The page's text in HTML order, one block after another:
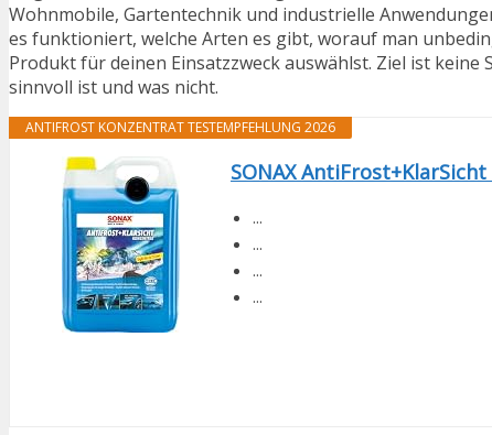
Wohnmobile, Gartentechnik und industrielle
es funktioniert, welche Arten es gibt, worauf man
Produkt für deinen Einsatzzweck auswählst. Ziel ist
sinnvoll ist und was nicht.
ANTIFROST KONZENTRAT TESTEMPFEHLUNG 2026
SONAX
...
...
...
...